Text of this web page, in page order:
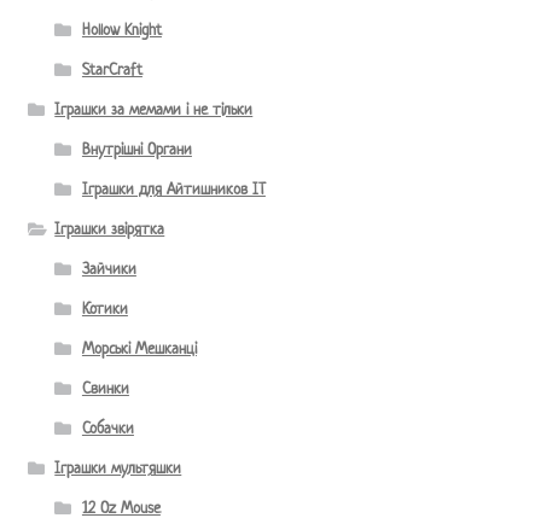
Hollow Knight
StarCraft
Іграшки за мемами і не тільки
Внутрішні Органи
Іграшки для Айтишников IT
Іграшки звірятка
Зайчики
Котики
Морські Мешканці
Свинки
Собачки
Іграшки мультяшки
12 Oz Mouse